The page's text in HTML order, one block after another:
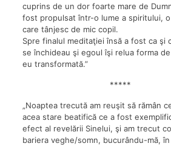
cuprins de un dor foarte mare de
fost propulsat într-o lume a spiritului,
care tânjesc de mic copil.
Spre finalul meditaţiei însă a fost ca şi
se închideau şi egoul îşi relua forma
eu transformată.”
*****
„Noaptea trecută am reuşit să rămân
acea stare beatifică ce a fost
efect al revelării Sinelui, şi am trecut
bariera veghe/somn, bucurându-mă,